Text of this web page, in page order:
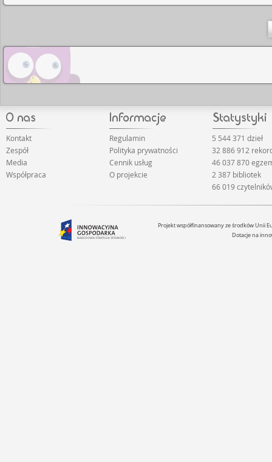
Kontakt
Zespół
Media
Współpraca
Regulamin
Polityka prywatności
Cennik usług
O projekcie
5 544 371 dzieł
32 886 912
46 037 870
2 387 bibliotek
66 019
Projekt współfinansowany ze środków Unii
Dotacje na